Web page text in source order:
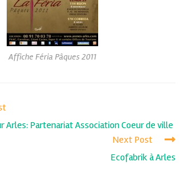
Affiche Féria Pâques 2011
Arles: Partenariat Association Coeur de ville
Next Post
Ecofabrik à Arles